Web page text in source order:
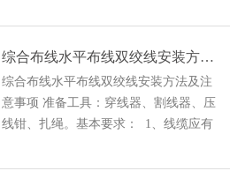
设、网络维护、集团电话、楼
综合布线水平布线双绞线安装方法及注意事项
综合布线水平布线双绞线安装方法及注
意事项 准备工具：穿线器、割线器、压
线钳、扎绳。基本要求： 1、线缆应有